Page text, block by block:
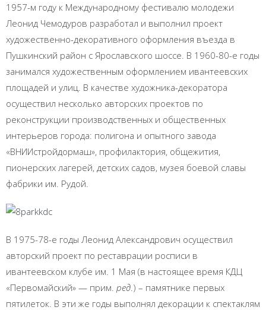
1957-м году к Международному фестивалю молодежи
Леонид Чемодуров разработал и выполнил проект
художественно-декоративного оформления въезда в
Пушкинский район с Ярославского шоссе. В 1960-80-е годы
занимался художественным оформлением ивантеевских
площадей и улиц. В качестве художника-декоратора
осуществил несколько авторских проектов по
реконструкции производственных и общественных
интерьеров города: полигона и опытного завода
«ВНИИстройдормаш», профилактория, общежития,
пионерских лагерей, детских садов, музея боевой славы
фабрики им. Рудой.
В 1975-78-е годы Леонид Александрович осуществил
авторский проект по реставрации росписи в
ивантеевском клубе им. 1 Мая (в настоящее время КДЦ
«Первомайский» — прим. ред .) – памятнике первых
пятилеток. В эти же годы выполнял декорации к спектаклям